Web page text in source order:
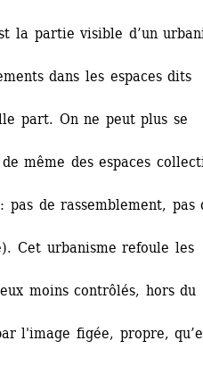
partie visible d’un
dans les espaces dits
On ne peut plus se
des espaces
de rassemblement, pas
urbanisme refoule les
moins contrôlés, hors du
l'image figée, propre,